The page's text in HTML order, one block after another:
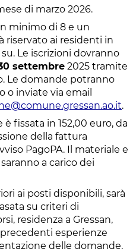
di marzo 2026.
minimo di 8 e un
riservato ai residenti in
su. Le iscrizioni dovranno
settembre 2025 tramite
Le domande potranno
o inviate via email
.
fissata in 152,00 euro, da
della fattura
PagoPA. Il materiale e
a carico dei
ai posti disponibili, sarà
su criteri di
residenza a Gressan,
esperienze
delle domande.